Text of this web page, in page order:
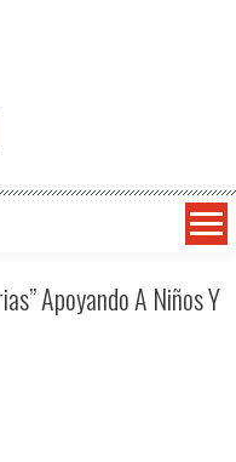
Apoyando A Niños Y